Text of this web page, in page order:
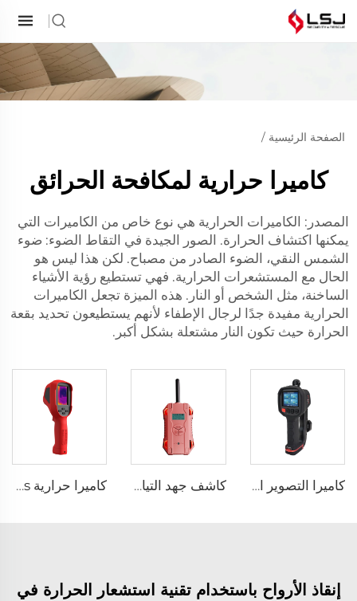
الصفحة الرئيسية/
كاميرا حرارية لمكافحة الحرائق
المصدر: الكاميرات الحرارية هي نوع خاص من الكاميرات التي
يمكنها اكتشاف الحرارة. الصور الجيدة في التقاط الضوء: ضوء
الشمس النقي، الضوء الصادر من مصباح. لكن هذا ليس هو
الحال مع المستشعرات الحرارية. فهي تستطيع رؤية الأشياء
الساخنة، مثل الشخص أو النار. هذه الميزة تجعل الكاميرات
الحرارية مفيدة جدًا لرجال الإطفاء لأنهم يستطيعون تحديد بقعة
الحرارة حيث تكون النار مشتعلة بشكل أكبر.
كاميرا التصوير الحراري المتعددة MF500 كاشف جهد التيار المتردد HX-TAC كاميرا حرارية E310Plus
إنقاذ الأرواح باستخدام تقنية استشعار الحرارة في